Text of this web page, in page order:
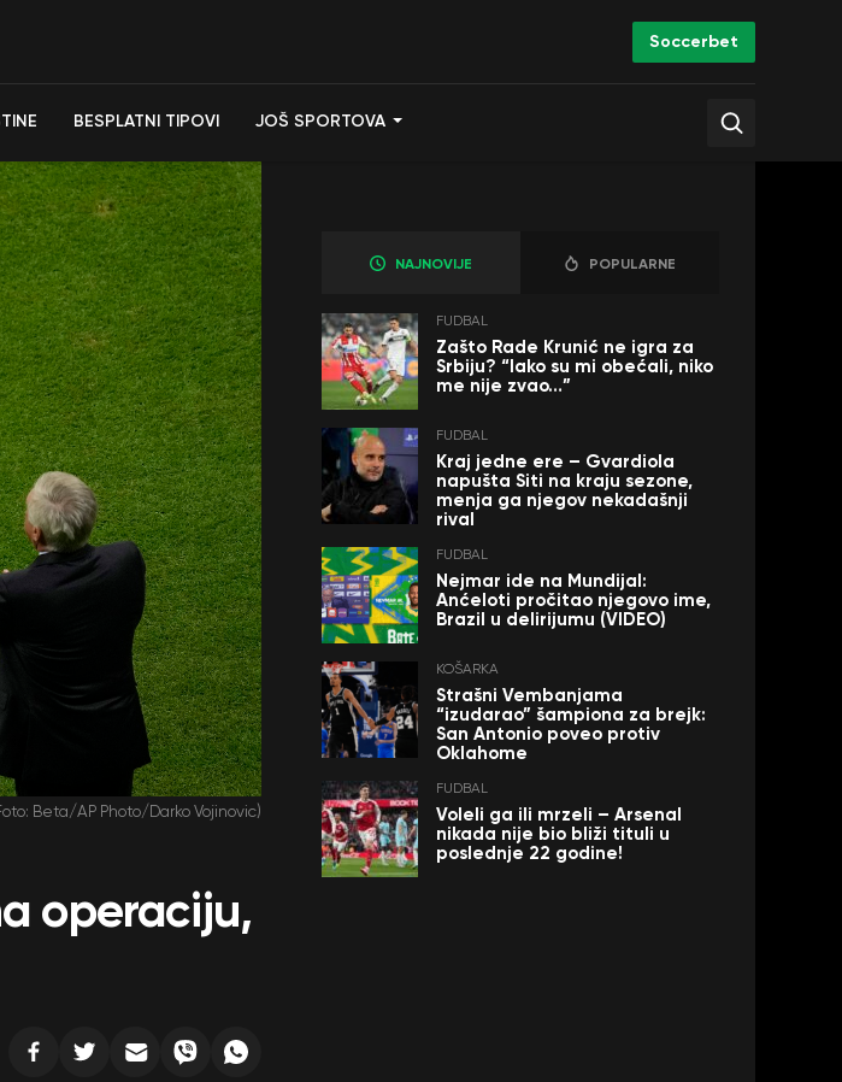
Soccerbet
BESPLATNI TIPOVI JOŠ SPORTOVA
Beta/AP Photo/Darko Vojinovic)
operaciju,
NAJNOVIJE POPULARNE
FUDBAL
Zašto Rade Krunić ne igra za
Srbiju? “Iako su mi obećali, niko
me nije zvao…”
FUDBAL
Kraj jedne ere – Gvardiola
napušta Siti na kraju sezone,
menja ga njegov nekadašnji
rival
FUDBAL
Nejmar ide na Mundijal:
Anćeloti pročitao njegovo ime,
Brazil u delirijumu (VIDEO)
KOŠARKA
Strašni Vembanjama
“izudarao” šampiona za brejk:
San Antonio poveo protiv
Oklahome
FUDBAL
Voleli ga ili mrzeli – Arsenal
nikada nije bio bliži tituli u
poslednje 22 godine!